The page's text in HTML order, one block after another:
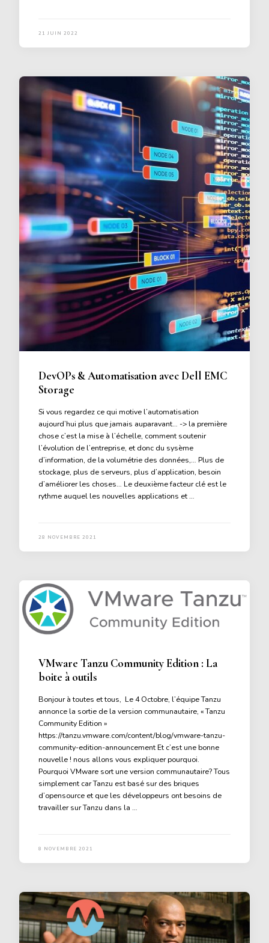
21 JUIN 2022
DevOPs & Automatisation avec Dell EMC
Storage
Si vous regardez ce qui motive l’automatisation
aujourd’hui plus que jamais auparavant… -> la première
chose c’est la mise à l’échelle, comment soutenir
l’évolution de l’entreprise, et donc du sysème
d’information, de la volumétrie des données,… Plus de
stockage, plus de serveurs, plus d’application, besoin
d’améliorer les choses… Le deuxième facteur clé est le
rythme auquel les nouvelles applications et …
28 NOVEMBRE 2021
VMware Tanzu Community Edition : La
boite à outils
Bonjour à toutes et tous, Le 4 Octobre, l’équipe Tanzu
annonce la sortie de la version communautaire, « Tanzu
Community Edition »
https://tanzu.vmware.com/content/blog/vmware-tanzu-
community-edition-announcement Et c’est une bonne
nouvelle ! nous allons vous expliquer pourquoi.
Pourquoi VMware sort une version communautaire? Tous
simplement car Tanzu est basé sur des briques
d’opensource et que les développeurs ont besoins de
travailler sur Tanzu dans la …
8 NOVEMBRE 2021